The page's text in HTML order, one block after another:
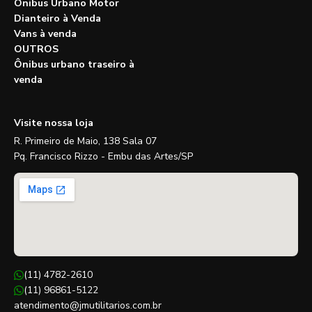
Ônibus Urbano Motor
Dianteiro à Venda
Vans à venda
OUTROS
Ônibus urbano traseiro à
venda
Visite nossa loja
R. Primeiro de Maio, 138 Sala 07
Pq. Francisco Rizzo - Embu das Artes/SP
(11) 4782-2610
(11) 96861-5122
atendimento@jmutilitarios.com.br